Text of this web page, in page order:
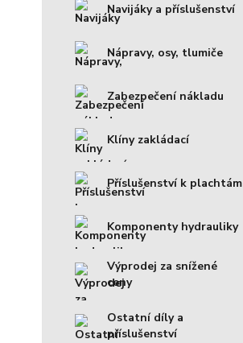
Navijáky a příslušenství
Nápravy, osy, tlumiče
Zabezpečení nákladu
Klíny zakládací
Příslušenství k plachtám
Komponenty hydrauliky
Výprodej za snížené
ceny
Ostatní díly a
příslušenství